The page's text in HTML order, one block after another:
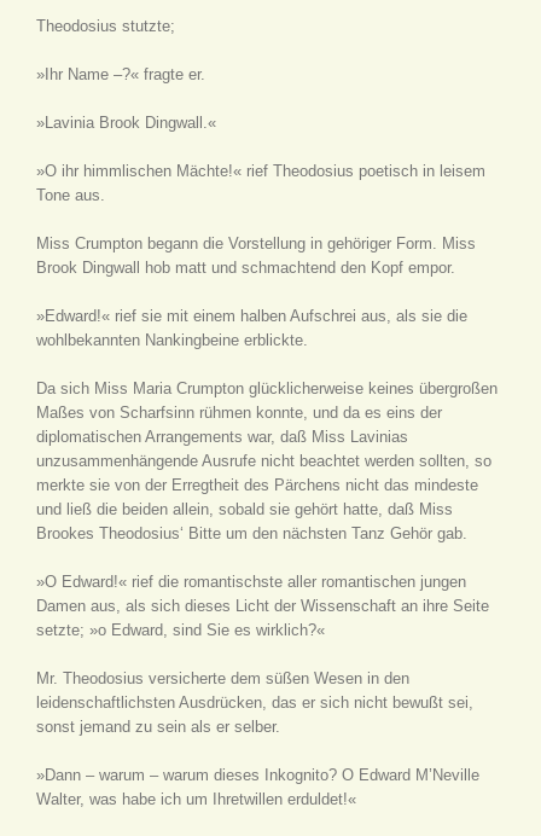
Theodosius stutzte;
»Ihr Name –?« fragte er.
»Lavinia Brook Dingwall.«
»O ihr himmlischen Mächte!« rief Theodosius poetisch in leisem
Tone aus.
Miss Crumpton begann die Vorstellung in gehöriger Form. Miss
Brook Dingwall hob matt und schmachtend den Kopf empor.
»Edward!« rief sie mit einem halben Aufschrei aus, als sie die
wohlbekannten Nankingbeine erblickte.
Da sich Miss Maria Crumpton glücklicherweise keines übergroßen
Maßes von Scharfsinn rühmen konnte, und da es eins der
diplomatischen Arrangements war, daß Miss Lavinias
unzusammenhängende Ausrufe nicht beachtet werden sollten, so
merkte sie von der Erregtheit des Pärchens nicht das mindeste
und ließ die beiden allein, sobald sie gehört hatte, daß Miss
Brookes Theodosius‘ Bitte um den nächsten Tanz Gehör gab.
»O Edward!« rief die romantischste aller romantischen jungen
Damen aus, als sich dieses Licht der Wissenschaft an ihre Seite
setzte; »o Edward, sind Sie es wirklich?«
Mr. Theodosius versicherte dem süßen Wesen in den
leidenschaftlichsten Ausdrücken, das er sich nicht bewußt sei,
sonst jemand zu sein als er selber.
»Dann – warum – warum dieses Inkognito? O Edward M’Neville
Walter, was habe ich um Ihretwillen erduldet!«